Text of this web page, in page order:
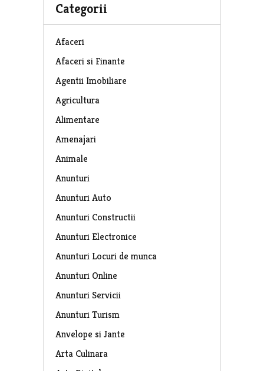
Categorii
Afaceri
Afaceri si Finante
Agentii Imobiliare
Agricultura
Alimentare
Amenajari
Animale
Anunturi
Anunturi Auto
Anunturi Constructii
Anunturi Electronice
Anunturi Locuri de munca
Anunturi Online
Anunturi Servicii
Anunturi Turism
Anvelope si Jante
Arta Culinara